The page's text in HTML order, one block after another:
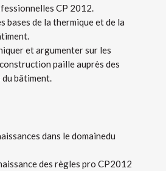
CP 2012.
bases de la thermique et de la
et argumenter sur les
paille auprès des
bâtiment.
dans le domainedu
des règles pro CP2012